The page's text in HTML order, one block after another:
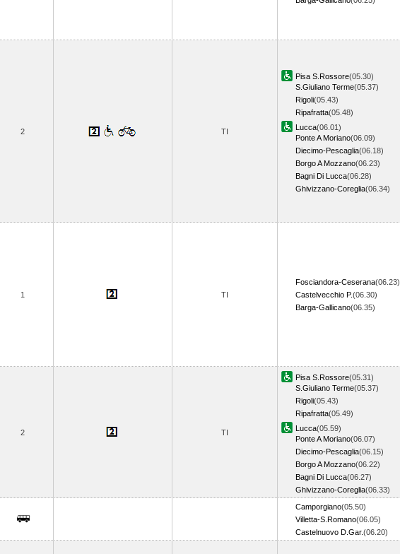
2 TI
Pisa S.Rossore(05.30)
S.Giuliano Terme(05.37)
Rigoli(05.43)
Ripafratta(05.48)
Lucca(06.01)
Ponte A Moriano(06.09)
Diecimo-Pescaglia(06.18)
Borgo A Mozzano(06.23)
Bagni Di Lucca(06.28)
Ghivizzano-Coreglia(06.34)
1 TI
Fosciandora-Ceserana(06.23)
Castelvecchio P.(06.30)
Barga-Gallicano(06.35)
2 TI
Pisa S.Rossore(05.31)
S.Giuliano Terme(05.37)
Rigoli(05.43)
Ripafratta(05.49)
Lucca(05.59)
Ponte A Moriano(06.07)
Diecimo-Pescaglia(06.15)
Borgo A Mozzano(06.22)
Bagni Di Lucca(06.27)
Ghivizzano-Coreglia(06.33)
Camporgiano(05.50)
Villetta-S.Romano(06.05)
Castelnuovo D.Gar.(06.20)